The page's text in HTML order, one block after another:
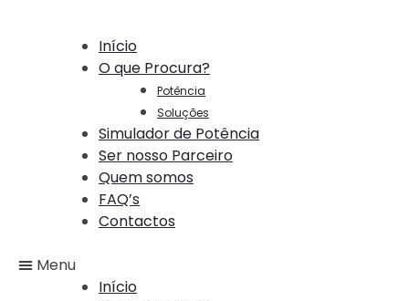
Início
O que Procura?
Potência
Soluções
Simulador de Potência
Ser nosso Parceiro
Quem somos
FAQ’s
Contactos
Menu
Início